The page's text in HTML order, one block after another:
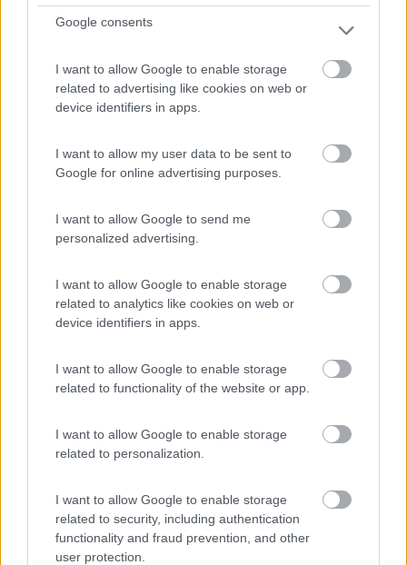
Google consents
I want to allow Google to enable storage
related to advertising like cookies on web or
device identifiers in apps.
I want to allow my user data to be sent to
Google for online advertising purposes.
I want to allow Google to send me
personalized advertising.
I want to allow Google to enable storage
related to analytics like cookies on web or
device identifiers in apps.
I want to allow Google to enable storage
related to functionality of the website or app.
I want to allow Google to enable storage
related to personalization.
I want to allow Google to enable storage
related to security, including authentication
functionality and fraud prevention, and other
user protection.
La Locanda de L'Arguta ha realizzato 7 piazzole per
campe...
Area di sosta a Rolle di Cison di Valmarino
Servizi / Posizione